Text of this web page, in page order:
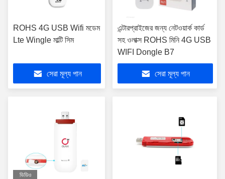
ROHS 4G USB Wifi মডেম
Lte Wingle মাল্টি সিম
সেরা মূল্য পান
এন্টারপ্রাইজের জন্য নেটওয়ার্ক কার্ড
সহ ওলাক্স ROHS মিনি 4G USB
WIFI Dongle B7
সেরা মূল্য পান
ভিডিও